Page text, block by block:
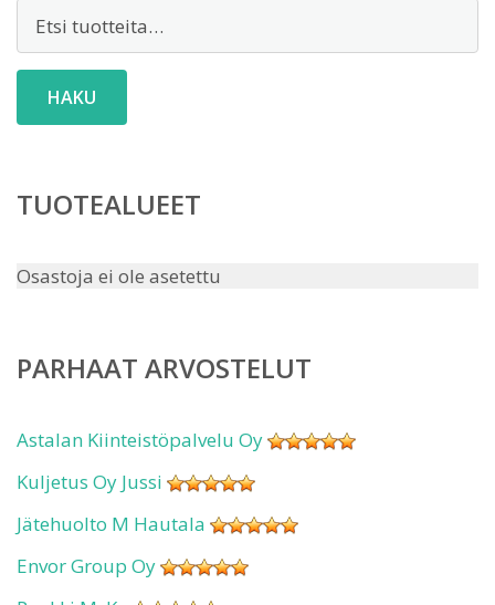
HAKU
TUOTEALUEET
Osastoja ei ole asetettu
PARHAAT ARVOSTELUT
Astalan Kiinteistöpalvelu Oy
Kuljetus Oy Jussi
Jätehuolto M Hautala
Envor Group Oy